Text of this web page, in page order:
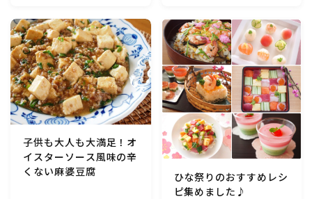
子供も大人も大満足！オ
イスターソース風味の辛
くない麻婆豆腐
ひな祭りのおすすめレシ
ピ集めました♪